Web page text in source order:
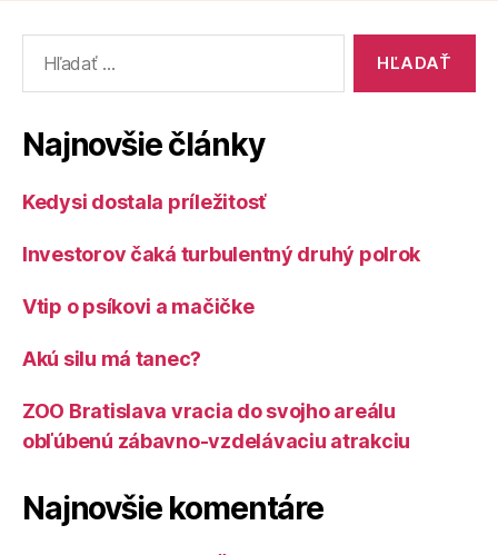
Najnovšie články
Kedysi dostala príležitosť
Investorov čaká turbulentný druhý polrok
Vtip o psíkovi a mačičke
Akú silu má tanec?
ZOO Bratislava vracia do svojho areálu
obľúbenú zábavno-vzdelávaciu atrakciu
Najnovšie komentáre